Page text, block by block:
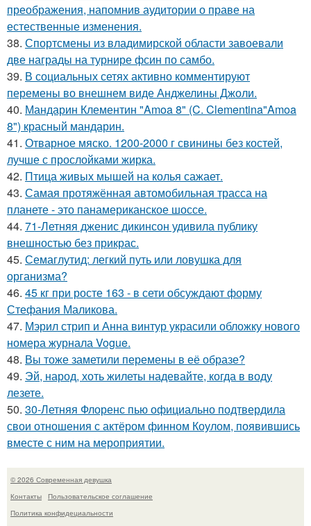
преображения, напомнив аудитории о праве на
естественные изменения.
38. Спортсмены из владимирской области завоевали
две награды на турнире фсин по самбо.
39. В социальных сетях активно комментируют
перемены во внешнем виде Анджелины Джоли.
40. Мандарин Клементин "Amoa 8" (C. Clementina"Amoa
8") красный мандарин.
41. Отварное мяско. 1200-2000 г свинины без костей,
лучше с прослойками жирка.
42. Птица живых мышей на колья сажает.
43. Самая протяжённая автомобильная трасса на
планете - это панамериканское шоссе.
44. 71-Летняя дженис дикинсон удивила публику
внешностью без прикрас.
45. Семаглутид: легкий путь или ловушка для
организма?
46. 45 кг при росте 163 - в сети обсуждают форму
Стефания Маликова.
47. Мэрил стрип и Анна винтур украсили обложку нового
номера журнала Vogue.
48. Вы тоже заметили перемены в её образе?
49. Эй, народ, хоть жилеты надевайте, когда в воду
лезете.
50. 30-Летняя Флоренс пью официально подтвердила
свои отношения с актёром финном Коулом, появившись
вместе с ним на мероприятии.
© 2026 Современная девушка
Контакты
Пользовательское соглашение
Политика конфидециальности